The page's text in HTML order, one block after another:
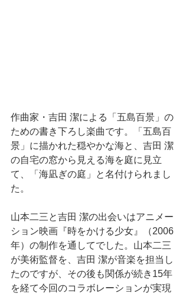
作曲家・吉田 潔による「五島百景」の
ための書き下ろし楽曲です。「五島百
景」に描かれた穏やかな海と、吉田 潔
の自宅の窓から見える海を庭に見立
て、「海凪ぎの庭」と名付けられまし
た。
山本二三と吉田 潔の出会いはアニメー
ション映画『時をかける少女』（2006
年）の制作を通してでした。山本二三
が美術監督を、吉田 潔が音楽を担当し
たのですが、その後も関係が続き15年
を経て今回のコラボレーションが実現